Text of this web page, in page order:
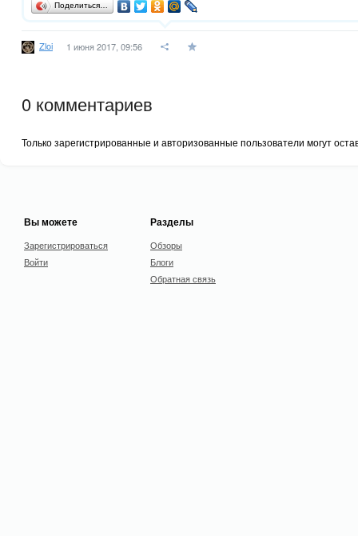
Поделиться…
Zloi 1 июня 2017, 09:56
0 комментариев
Только зарегистрированные и авторизованные пользователи могут
Вы можете
Зарегистрироваться
Войти
Разделы
Обзоры
Блоги
Обратная связь